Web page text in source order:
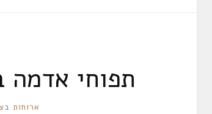
תפוחי אדמה
RONNIE
ארוחות